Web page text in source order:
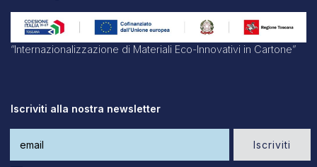
“Internazionalizzazione di Materiali Eco-Innovativi in Cartone”
Iscriviti alla nostra newsletter
Iscriviti